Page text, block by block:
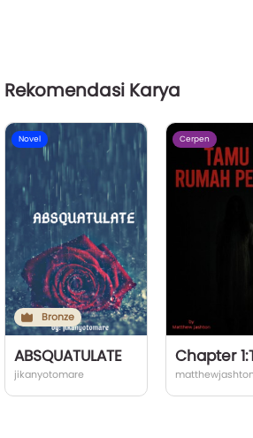
Rekomendasi Karya
Novel
Bronze
ABSQUATULATE
jikanyotomare
Cerpen
matthewjashton